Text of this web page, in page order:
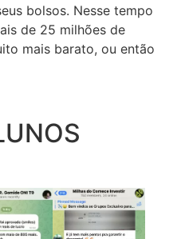
bolsos. Nesse tempo
de 25 milhões de
mais barato, ou então